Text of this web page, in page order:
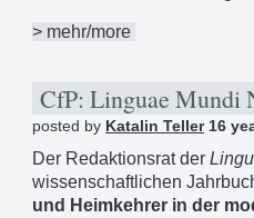
> mehr/more
CfP: Linguae
posted by Katalin Teller16
Der Redaktionsrat der
wissenschaftlichen
und Heimkehrer in der